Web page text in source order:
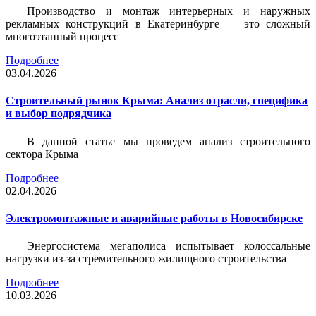
Производство и монтаж интерьерных и наружных
рекламных конструкций в Екатеринбурге — это сложный
многоэтапный процесс
Подробнее
03.04.2026
Строительный рынок Крыма: Анализ отрасли, специфика
и выбор подрядчика
В данной статье мы проведем анализ строительного
сектора Крыма
Подробнее
02.04.2026
Электромонтажные и аварийные работы в Новосибирске
Энергосистема мегаполиса испытывает колоссальные
нагрузки из-за стремительного жилищного строительства
Подробнее
10.03.2026